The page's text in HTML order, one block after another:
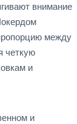
внимание
между
четкую
и
и